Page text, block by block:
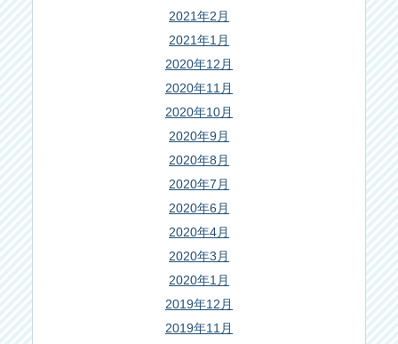
2021年2月
2021年1月
2020年12月
2020年11月
2020年10月
2020年9月
2020年8月
2020年7月
2020年6月
2020年4月
2020年3月
2020年1月
2019年12月
2019年11月